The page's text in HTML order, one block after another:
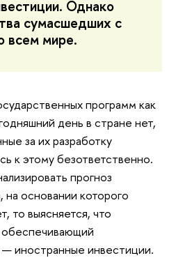
Однако
сумасшедших с
всем мире.
программ как
день в стране нет,
за их разработку
к этому безответственно.
прогноз
основании которого
то выясняется, что
иностранные инвестиции.